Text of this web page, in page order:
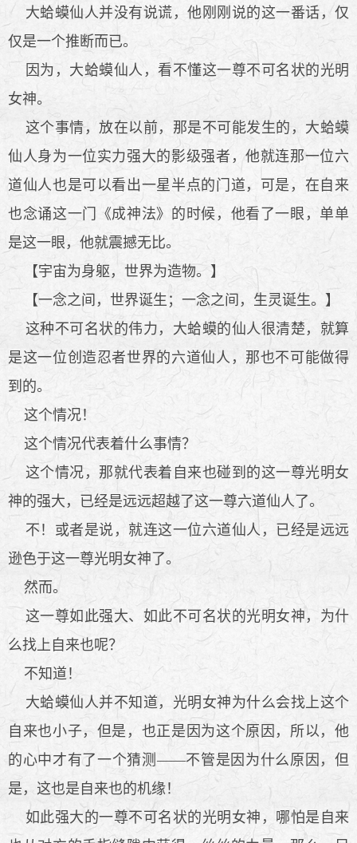
大蛤蟆仙人并没有说谎，他刚刚说的这一番话，仅
仅是一个推断而已。
因为，大蛤蟆仙人，看不懂这一尊不可名状的光明
女神。
这个事情，放在以前，那是不可能发生的，大蛤蟆
仙人身为一位实力强大的影级强者，他就连那一位六
道仙人也是可以看出一星半点的门道，可是，在自来
也念诵这一门《成神法》的时候，他看了一眼，单单
是这一眼，他就震撼无比。
【宇宙为身躯，世界为造物。】
【一念之间，世界诞生；一念之间，生灵诞生。】
这种不可名状的伟力，大蛤蟆的仙人很清楚，就算
是这一位创造忍者世界的六道仙人，那也不可能做得
到的。
这个情况！
这个情况代表着什么事情？
这个情况，那就代表着自来也碰到的这一尊光明女
神的强大，已经是远远超越了这一尊六道仙人了。
不！或者是说，就连这一位六道仙人，已经是远远
逊色于这一尊光明女神了。
然而。
这一尊如此强大、如此不可名状的光明女神，为什
么找上自来也呢？
不知道！
大蛤蟆仙人并不知道，光明女神为什么会找上这个
自来也小子，但是，也正是因为这个原因，所以，他
的心中才有了一个猜测——不管是因为什么原因，但
是，这也是自来也的机缘！
如此强大的一尊不可名状的光明女神，哪怕是自来